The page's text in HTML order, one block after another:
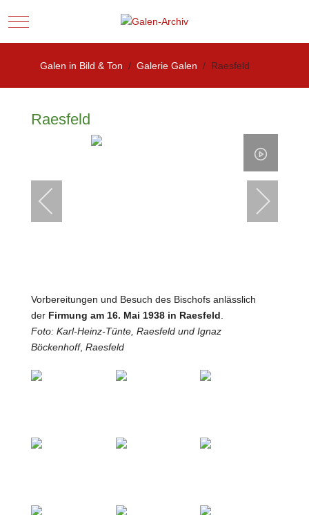
Mobile Menu Toggle
Galen in Bild & Ton Galerie Galen Raesfeld
Raesfeld
Vorbereitungen und Besuch des Bischofs anlässlich
der Firmung am 16. Mai 1938 in Raesfeld.
Foto: Karl-Heinz-Tünte, Raesfeld undIgnaz
Böckenhoff,Raesfeld